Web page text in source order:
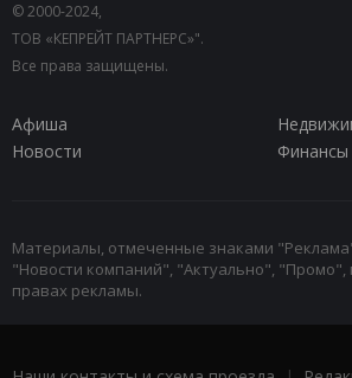
© 2000-2024,
ТОВ «КЕПРЕЙТ ПАРТНЕРС»".
Все права защищены.
Афиша
Новости
Финансы
Материалы, отмеченные знаками
"Новости компаний", "Актуально", "Промо",
правах рекламы.